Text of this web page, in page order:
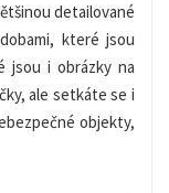
detailované
které jsou
jsou i obrázky na
ale setkáte se i
objekty,